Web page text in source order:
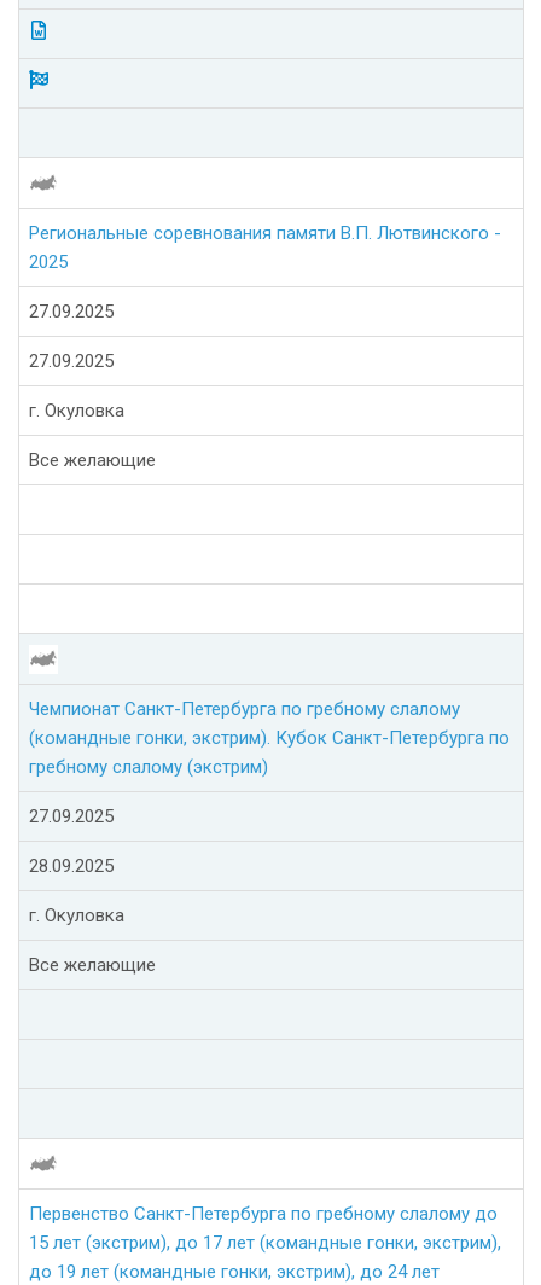
Региональные соревнования памяти В.П. Лютвинского -
2025
27.09.2025
27.09.2025
г. Окуловка
Все желающие
Чемпионат Санкт-Петербурга по гребному слалому
(командные гонки, экстрим). Кубок Санкт-Петербурга по
гребному слалому (экстрим)
27.09.2025
28.09.2025
г. Окуловка
Все желающие
Первенство Санкт-Петербурга по гребному слалому до
15 лет (экстрим), до 17 лет (командные гонки, экстрим),
до 19 лет (командные гонки, экстрим), до 24 лет